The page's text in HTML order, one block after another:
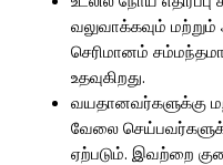
வலுவாக்கவும்
செரிமானம்
உதவுகிறது.
வயதானவர்களுக்கு
வேலை
ஏற்படும். இவற்றை